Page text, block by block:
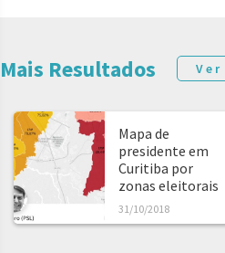
Mais Resultados
Mapa de
presidente em
Curitiba por
zonas eleitorais
31/10/2018